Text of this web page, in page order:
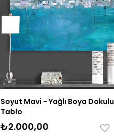
Soyut Mavi - Yağlı Boya Dokulu
Tablo
₺2.000,00